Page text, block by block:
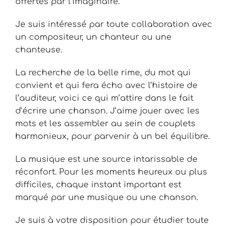
Je suis intéressé par toute collaboration avec
un compositeur, un chanteur ou une
chanteuse.
La recherche de la belle rime, du mot qui
convient et qui fera écho avec l’histoire de
l’auditeur, voici ce qui m’attire dans le fait
d’écrire une chanson. J’aime jouer avec les
mots et les assembler au sein de couplets
harmonieux, pour parvenir à un bel équilibre.
La musique est une source intarissable de
réconfort. Pour les moments heureux ou plus
difficiles, chaque instant important est
marqué par une musique ou une chanson.
Je suis à votre disposition pour étudier toute